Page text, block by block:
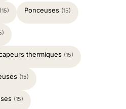
(15) Ponceuses (15)
thermiques (15)
(15)
(15)